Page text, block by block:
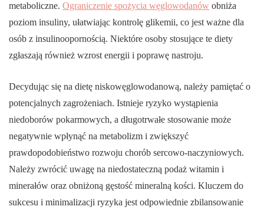
metaboliczne. Ograniczenie spożycia węglowodanów obniża
poziom insuliny, ułatwiając kontrolę glikemii, co jest ważne dla
osób z insulinoopornością. Niektóre osoby stosujące te diety
zgłaszają również wzrost energii i poprawę nastroju.
Decydując się na dietę niskowęglowodanową, należy pamiętać o
potencjalnych zagrożeniach. Istnieje ryzyko wystąpienia
niedoborów pokarmowych, a długotrwałe stosowanie może
negatywnie wpłynąć na metabolizm i zwiększyć
prawdopodobieństwo rozwoju chorób sercowo-naczyniowych.
Należy zwrócić uwagę na niedostateczną podaż witamin i
minerałów oraz obniżoną gęstość mineralną kości. Kluczem do
sukcesu i minimalizacji ryzyka jest odpowiednie zbilansowanie